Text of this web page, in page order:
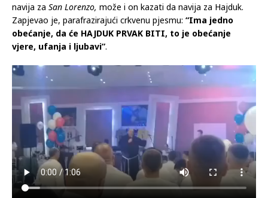
navija za San Lorenzo, može i on kazati da navija za Hajduk.
Zapjevao je, parafrazirajući crkvenu pjesmu: “Ima jedno
obećanje, da će HAJDUK PRVAK BITI, to je obećanje
vjere, ufanja i ljubavi”.